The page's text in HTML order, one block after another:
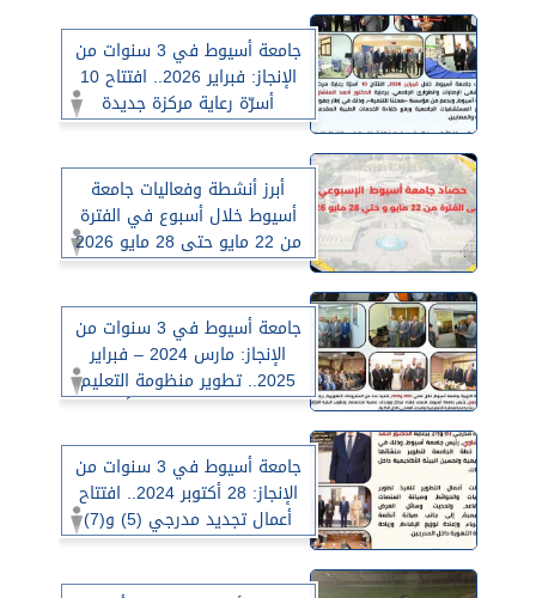
جامعة أسيوط في 3 سنوات من
الإنجاز: فبراير 2026.. افتتاح 10
أسرّة رعاية مركزة جديدة
بمستشفى الإصابات والطوارئ
أبرز أنشطة وفعاليات جامعة
أسيوط خلال أسبوع في الفترة
من 22 مايو حتى 28 مايو 2026
جامعة أسيوط في 3 سنوات من
الإنجاز: مارس 2024 – فبراير
2025.. تطوير منظومة التعليم
والبحث العلمي والبنية الأكاديمية
جامعة أسيوط في 3 سنوات من
الإنجاز: 28 أكتوبر 2024.. افتتاح
أعمال تجديد مدرجي (5) و(7)
بكلية العلوم